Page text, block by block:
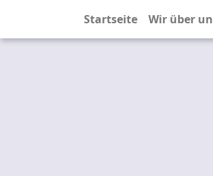
Startseite Wir über